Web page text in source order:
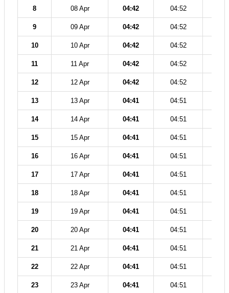
8 08 Apr 04:42 04:52
9 09 Apr 04:42 04:52
10 10 Apr 04:42 04:52
11 11 Apr 04:42 04:52
12 12 Apr 04:42 04:52
13 13 Apr 04:41 04:51
14 14 Apr 04:41 04:51
15 15 Apr 04:41 04:51
16 16 Apr 04:41 04:51
17 17 Apr 04:41 04:51
18 18 Apr 04:41 04:51
19 19 Apr 04:41 04:51
20 20 Apr 04:41 04:51
21 21 Apr 04:41 04:51
22 22 Apr 04:41 04:51
23 23 Apr 04:41 04:51